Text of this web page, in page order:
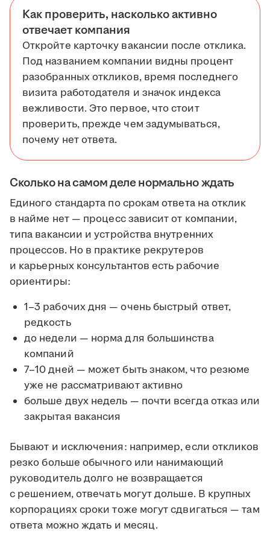
Как проверить, насколько активно
отвечает компания
Откройте карточку вакансии после отклика.
Под названием компании видны процент
разобранных откликов, время последнего
визита работодателя и значок индекса
вежливости. Это первое, что стоит
проверить, прежде чем задумываться,
почему нет ответа.
Сколько на самом деле нормально ждать
Единого стандарта по срокам ответа на отклик
в найме нет — процесс зависит от компании,
типа вакансии и устройства внутренних
процессов. Но в практике рекрутеров
и карьерных консультантов есть рабочие
ориентиры:
1–3 рабочих дня — очень быстрый ответ,
редкость
до недели — норма для большинства
компаний
7–10 дней — может быть знаком, что резюме
уже не рассматривают активно
больше двух недель — почти всегда отказ или
закрытая вакансия
Бывают и исключения: например, если откликов
резко больше обычного или нанимающий
руководитель долго не возвращается
с решением, отвечать могут дольше. В крупных
корпорациях сроки тоже могут сдвигаться — там
ответа можно ждать и месяц.